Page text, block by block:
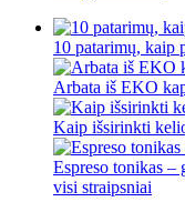
10 patarimų, kaip
Arbata iš EKO
Kaip išsirinkti
Espreso tonikas –
visi straipsniai